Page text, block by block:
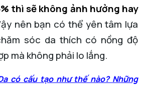
thì sẽ không ảnh hưởng hay
nên bạn có thể yên tâm lựa
sóc da thích có nồng độ
mà không phải lo lắng.
có cấu tạo như thế nào? Những